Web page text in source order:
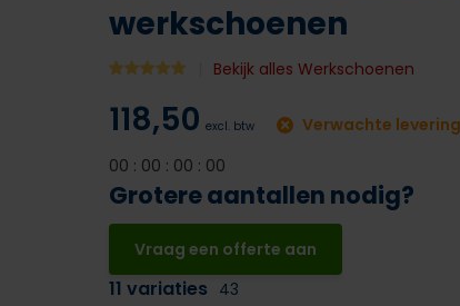
werkschoenen
Bekijk alles Werkschoenen
118,50 excl. btw
Verwachte
00 : 00 : 00 : 00
Grotere aantallen nodig?
Vraag een offerte aan
11 variaties 43